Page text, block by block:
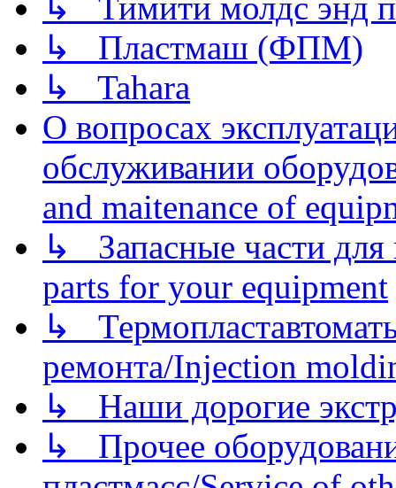
↳ Пластмаш (ФПМ)
↳ Tahara
О вопросах
обслуживании
and maitenance of
↳ Запасные части для
parts for your equipment
↳
ремонта/Injection
↳ Наши дорогие
↳ Прочее